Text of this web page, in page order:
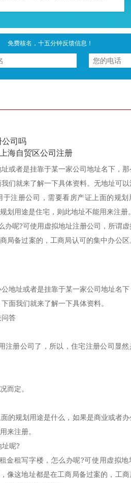
免费核名，十五分钟反馈信息！
司吗
海自贸区公司注册
或者是挂靠于某一家公司地址名下，
们就来了解一下具体资料。无地址可以
注册公司，需要看房产证上面的规划
划用途是住宅，则此地址不能用来注册
呢?可使用虚拟地址注册公司，所谓
局备过案的，工商局认可的集中办公
址或者是挂靠于某一家公司地址名下
面我们就来了解一下具体资料。
答
册公司了，所以，住宅注册公司显然
定。
规划用途是什么，如果是商业或者办
来注册。
呢?
租写字楼，怎么办呢?可使用虚拟地
像这地址都是在工商局备过案的，工